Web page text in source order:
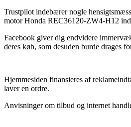
Trustpilot indebærer nogle
motor Honda REC36120-ZW4-H12
Facebook giver dig endvidere
deres køb, som desuden burde drages
Hjemmesiden finansieres af
laver en ordre.
Anvisninger om tilbud og internet